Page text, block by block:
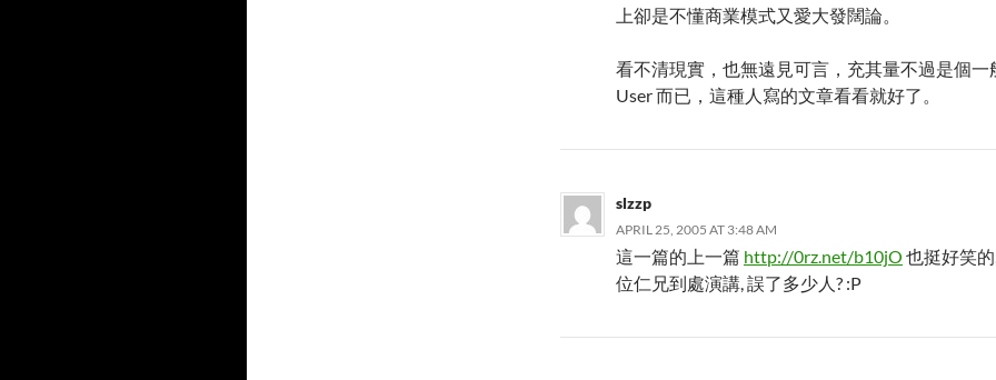
上卻是不懂商業模式又愛大發闊論。
看不清現實，也無遠見可言，充其量不過是個一
User 而已，這種人寫的文章看看就好了。
slzzp
APRIL 25, 2005 AT 3:48 AM
這一篇的上一篇 http://0rz.net/b10jO 也挺好笑
位仁兄到處演講, 誤了多少人? :P